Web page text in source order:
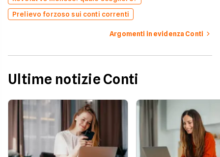
Prelievo forzoso sui conti correnti
Argomenti in evidenza Conti
Ultime notizie Conti